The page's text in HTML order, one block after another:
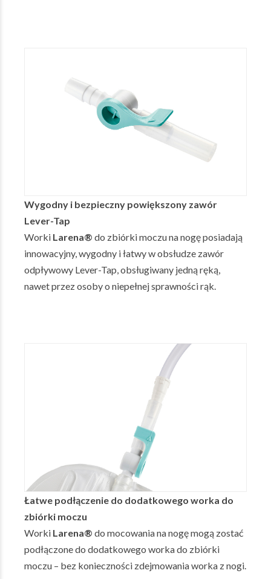
Wygodny i bezpieczny powiększony zawór
Lever-Tap
Worki Larena® do zbiórki moczu na nogę posiadają
innowacyjny, wygodny i łatwy w obsłudze zawór
odpływowy Lever-Tap, obsługiwany jedną ręką,
nawet przez osoby o niepełnej sprawności rąk.
Łatwe podłączenie do dodatkowego worka do
zbiórki moczu
Worki Larena® do mocowania na nogę mogą zostać
podłączone do dodatkowego worka do zbiórki
moczu – bez konieczności zdejmowania worka z nogi.